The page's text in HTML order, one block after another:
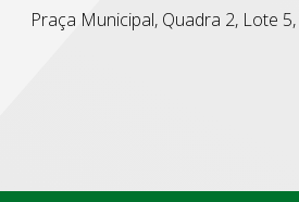
Praça Municipal, Quadra 2, Lote